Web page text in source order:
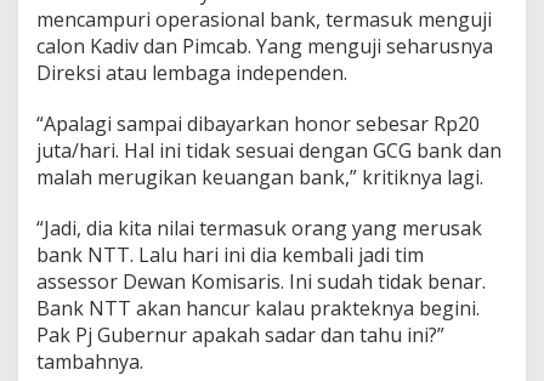
mencampuri operasional bank, termasuk menguji
calon Kadiv dan Pimcab. Yang menguji seharusnya
Direksi atau lembaga independen.
“Apalagi sampai dibayarkan honor sebesar Rp20
juta/hari. Hal ini tidak sesuai dengan GCG bank dan
malah merugikan keuangan bank,” kritiknya lagi.
“Jadi, dia kita nilai termasuk orang yang merusak
bank NTT. Lalu hari ini dia kembali jadi tim
assessor Dewan Komisaris. Ini sudah tidak benar.
Bank NTT akan hancur kalau prakteknya begini.
Pak Pj Gubernur apakah sadar dan tahu ini?”
tambahnya.